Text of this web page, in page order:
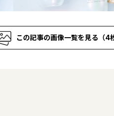
この記事の画像一覧を見る（4